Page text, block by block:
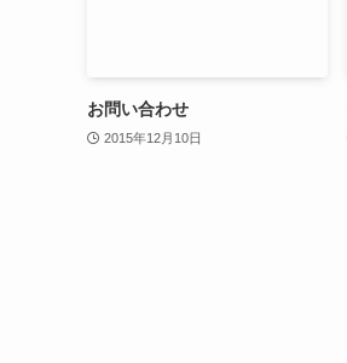
お問い合わせ
2015年12月10日